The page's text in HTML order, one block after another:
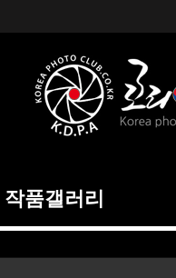
작품갤러리